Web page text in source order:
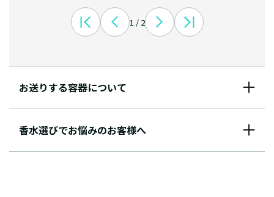
1 / 2
お送りする容器について
香水選びでお悩みのお客様へ